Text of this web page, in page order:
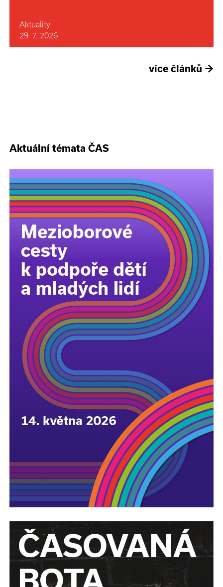
Aktuality
29. 7. 2026
více článků →
Aktuální témata ČAS